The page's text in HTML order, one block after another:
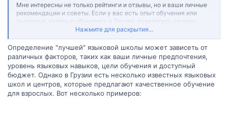
Мне интересны не только рейтинги и отзывы, но и ваши личные
рекомендации и советы. Если у вас есть опыт обучения или
знакомые, которые обучались в Грузии, поделитесь своими
впечатлениями и расскажите, что сделало ваш опыт обучения
особенным. Ваша помощь очень ценна для меня!
Нажмите для раскрытия...
Определение "лучшей" языковой школы может зависеть от
различных факторов, таких как ваши личные предпочтения,
уровень языковых навыков, цели обучения и доступный
бюджет. Однако в Грузии есть несколько известных языковых
школ и центров, которые предлагают качественное обучение
для взрослых. Вот несколько примеров: